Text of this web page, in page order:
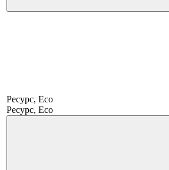
Ресурс, Eco
Ресурс, Eco